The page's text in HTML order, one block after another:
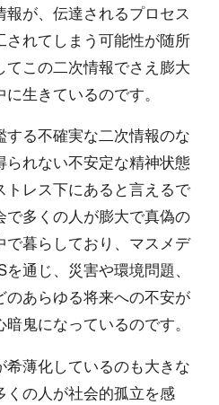
が、伝達されるプロセス
れてしまう可能性が随所
この二次情報でさえ膨大
生きているのです。
る不確実な二次情報のな
られない不安定な精神状態
トレス下にあると言えるで
で多くの人が膨大で真偽の
暮らしており、マスメデ
通じ、災害や環境問題、
あらゆる将来への不安が
鬼になっているのです。
薄化しているのも大きな
の人が社会的孤立を感